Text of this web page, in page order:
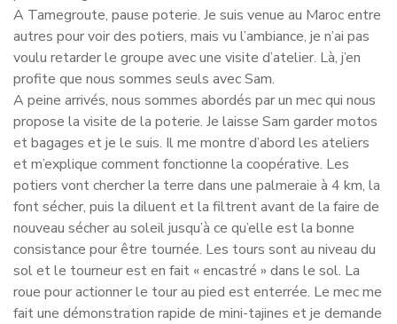
A Tamegroute, pause poterie. Je suis venue au Maroc entre
autres pour voir des potiers, mais vu l’ambiance, je n’ai pas
voulu retarder le groupe avec une visite d’atelier. Là, j’en
profite que nous sommes seuls avec Sam.
A peine arrivés, nous sommes abordés par un mec qui nous
propose la visite de la poterie. Je laisse Sam garder motos
et bagages et je le suis. Il me montre d’abord les ateliers
et m’explique comment fonctionne la coopérative. Les
potiers vont chercher la terre dans une palmeraie à 4 km, la
font sécher, puis la diluent et la filtrent avant de la faire de
nouveau sécher au soleil jusqu’à ce qu’elle est la bonne
consistance pour être tournée. Les tours sont au niveau du
sol et le tourneur est en fait « encastré » dans le sol. La
roue pour actionner le tour au pied est enterrée. Le mec me
fait une démonstration rapide de mini-tajines et je demande